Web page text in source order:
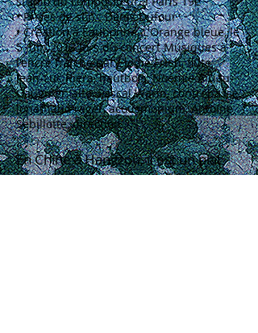
• Prises de son : Denis Dufour
• Création à Eaubonne, L'Orange bleue, le
5 juin 2013 lors du concert Musiques à
l'encre fraîche par Élodie Frieh, flûte,
Jean-Luc Riera, hautbois, Noémie Airiau-
Gauguier, alto, Pascal Warin, contrebasse,
Jonathan Prager, acousmonium, Antoine
Sebillotte, direction
En Chine à Hangzou, il est un plat
réputé, “les héros anonymes”, dont